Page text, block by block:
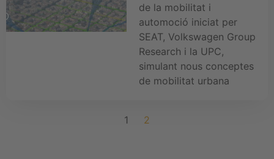
de la mobilitat i
automoció iniciat per
SEAT, Volkswagen Group
Research i la UPC,
simulant nous conceptes
de mobilitat urbana
1 2